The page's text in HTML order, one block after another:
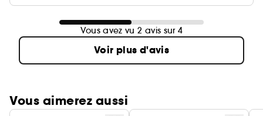
Vous avez vu 2 avis sur 4
Voir plus d'avis
Vous aimerez aussi